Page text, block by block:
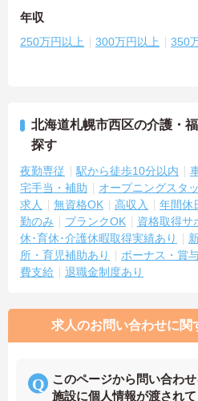
年収
250万円以上 300万円以上 350
北海道札幌市西区の介護・
探す
夜勤専従 駅から徒歩10分以内
宅手当・補助
オープニングスタ
求人
無資格OK 高収入 年間休
勤のみ
ブランクOK 資格取得サ
休･育休･介護休暇取得実績あり
所・育児補助あり
ボーナス・賞
費支給
退職金制度あり
求人のお問い合わせに関
このページから問い合わ
施設に個人情報が渡され